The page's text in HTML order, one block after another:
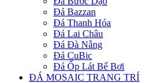
Đá Bazzan
Đá Thanh Hóa
Đá Lai Châu
Đá Đà Nẵng
Đá CuBic
Đá Ốp Lát Bể Bơi
ĐÁ MOSAIC TRANG TRÍ